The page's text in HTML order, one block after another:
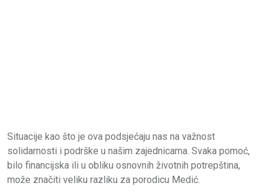
Situacije kao što je ova podsjećaju nas na važnost
solidarnosti i podrške u našim zajednicama. Svaka pomoć,
bilo financijska ili u obliku osnovnih životnih potrepština,
može značiti veliku razliku za porodicu Medić.